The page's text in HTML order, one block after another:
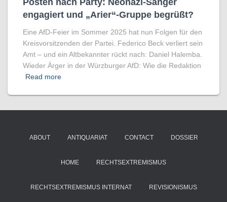
Posten nach Party: Neonazi-Sänger
engagiert und „Arier“-Gruppe begrüßt?
Eine AfD-Feier im Sommer 2025 hat nun Folgen für den
Kreisvorsitzenden der Partei. Federico Beck verliert sein
Amt – und ein Altbekannter rückt nach: Daniel Halemba.
Wieder Ärger in der Würzburger AfD: Wie die Redaktion
Read more
ABOUT ANTIQUARIAT CONTACT DOSSIER
HOME RECHTSEXTREMISMUS
RECHTSEXTREMISMUS INTERNAT REVISIONISMUS